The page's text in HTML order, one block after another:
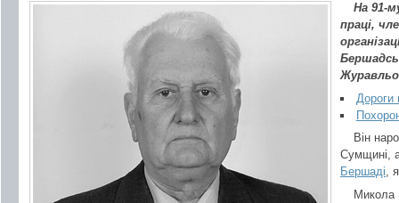
На 91-
праці,
Дороги
Він
Сумщині,
Бершаді,
Микола